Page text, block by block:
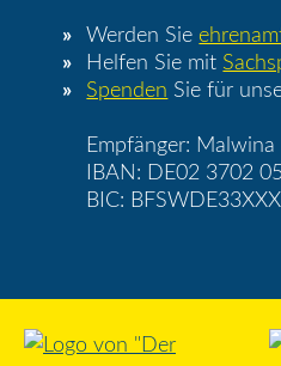
Werden Sie
Helfen Sie mit
Spenden Sie für
Empfänger: Malwina
IBAN: DE02 3702
BIC: BFSWDE33XXX